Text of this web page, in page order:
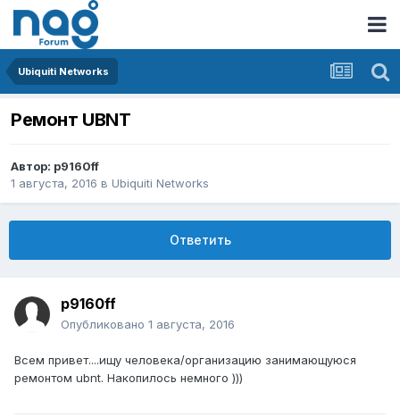
Ubiquiti Networks
Ремонт UBNT
Автор: p9160ff
1 августа, 2016 в Ubiquiti Networks
Ответить
p9160ff
Опубликовано 1 августа, 2016
Всем привет....ищу человека/организацию занимающуюся
ремонтом ubnt. Накопилось немного )))